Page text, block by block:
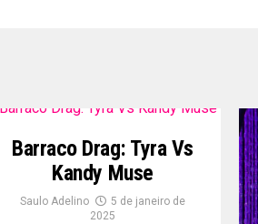
Barraco Drag: Tyra Vs
Kandy Muse
Saulo Adelino
5 de janeiro de
2025